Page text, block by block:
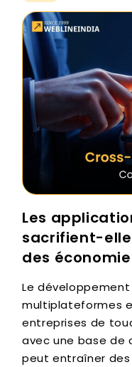
Les
sacrifient-
des
Le développement
multiplateformes
entreprises de
avec une base de
peut entraîner